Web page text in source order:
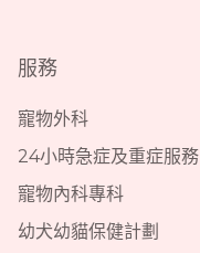
服務
寵物外科
24小時急症及重症服務
寵物內科專科
幼犬幼貓保健計劃